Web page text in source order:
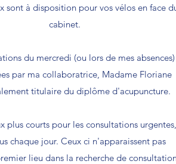
sont à disposition pour vos vélos en face
cabinet.
du mercredi (ou lors de mes absences)
par ma collaboratrice, Madame Floriane
titulaire du diplôme d'acupuncture.
plus courts pour les consultations urgentes,
chaque jour. Ceux ci n'apparaissent pas
lieu dans la recherche de